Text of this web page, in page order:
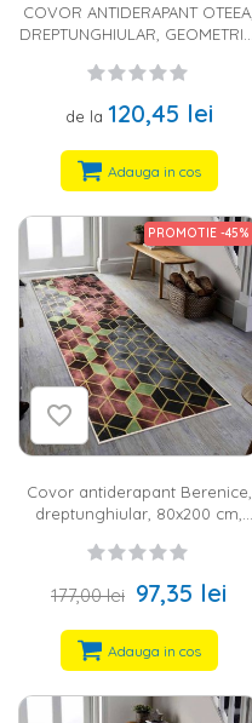
COVOR ANTIDERAPANT OTEEA,
DREPTUNGHIULAR, GEOMETRIC,
de la 120,45 lei
Adauga in cos
PROMOTIE -45%
Covor antiderapant Berenice,
dreptunghiular, 80x200 cm,
bordo, 60% bumbac
177,00 lei 97,35 lei
Adauga in cos